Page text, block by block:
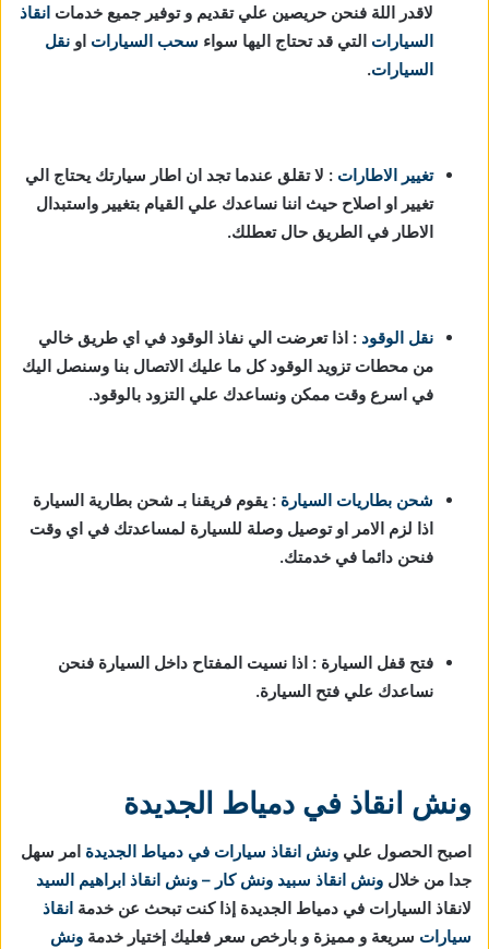
لاقدر اللة فنحن حريصين علي تقديم و توفير جميع خدمات انقاذ
السيارات التي قد تحتاج اليها سواء سحب السيارات او نقل
السيارات.
تغيير الاطارات : لا تقلق عندما تجد ان اطار سيارتك يحتاج الي
تغيير او اصلاح حيث اننا نساعدك علي القيام بتغيير واستبدال
الاطار في الطريق حال تعطلك.
نقل الوقود : اذا تعرضت الي نفاذ الوقود في اي طريق خالي
من محطات تزويد الوقود كل ما عليك الاتصال بنا وسنصل اليك
في اسرع وقت ممكن ونساعدك علي التزود بالوقود.
شحن بطاريات السيارة : يقوم فريقنا بـ شحن بطارية السيارة
اذا لزم الامر او توصيل وصلة للسيارة لمساعدتك في اي وقت
فنحن دائما في خدمتك.
فتح قفل السيارة : اذا نسيت المفتاح داخل السيارة فنحن
نساعدك علي فتح السيارة.
ونش انقاذ في دمياط الجديدة
اصبح الحصول علي ونش انقاذ سيارات في دمياط الجديدة امر سهل
جدا من خلال ونش انقاذ سبيد ونش كار – ونش انقاذ ابراهيم السيد
لانقاذ السيارات في دمياط الجديدة إذا كنت تبحث عن خدمة انقاذ
سيارات سريعة و مميزة و بارخص سعر فعليك إختيار خدمة ونش